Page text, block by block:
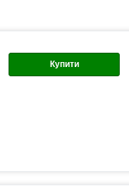
Купити